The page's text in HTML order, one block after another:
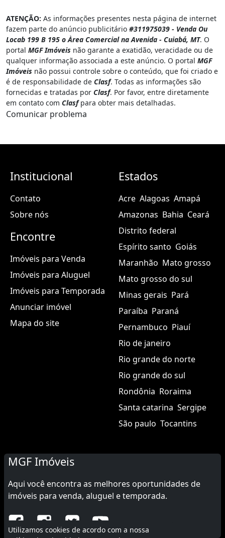
ATENÇÃO: As informações presentes nesta página de internet
fazem parte do anúncio publicitário #311975039 - Venda Ou
Locab 199 B 195 o Àrea Comercial na Avenida - Cuiabá, MT. O
portal MGF Imóveis não garante a exatidão, veracidade ou de
qualquer informação associada a este anúncio. O portal MGF
Imóveis não possui controle sobre o conteúdo, que foi criado e
é de responsabilidade de Clasf. Todas as informações são
fornecidas e tratadas por Clasf. Por favor, entre diretamente
em contato com Clasfpara obter mais detalhadas.
Comunicar problema
Institucional
Contato
Sobre nós
Encontre
Imóveis para Venda
Imóveis para Aluguel
Imóveis para Temporada
Anunciar imóvel
Mapa do site
Estados
Acre Alagoas Amapá
Amazonas Bahia Ceará
Distrito federal
Espírito santo Goiás
Maranhão Mato grosso
Mato grosso do sul
Minas gerais Pará
Paraíba Paraná
Pernambuco Piauí
Rio de janeiro
Rio grande do norte
Rio grande do sul
Rondônia Roraima
Santa catarina Sergipe
São paulo Tocantins
MGF Imóveis
Aqui você encontra as melhores oportunidades de
imóveis para venda, aluguel e temporada.
Utilizamos cookies de acordo com a nossa